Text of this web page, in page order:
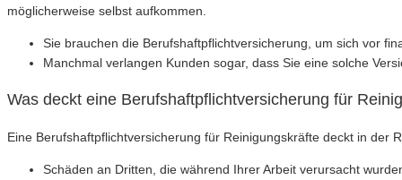
möglicherweise selbst aufkommen.
Sie brauchen die Berufshaftpflichtversicherung, um sich vor
Manchmal verlangen Kunden sogar, dass Sie eine solche
Was deckt eine Berufshaftpflichtversicherung für
Eine Berufshaftpflichtversicherung für Reinigungskräfte deckt in der
Schäden an Dritten, die während Ihrer Arbeit verursacht